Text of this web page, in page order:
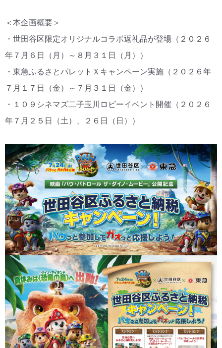
＜本企画概要＞
・世田谷区限定オリジナルコラボ返礼品が登場（２０２６
年７月６日（月）～８月３１日（月））
・東急ふるさとパレットＸキャンペーン実施（２０２６年
７月１７日（金）～７月３１日（金））
・１０９シネマズ二子玉川ロビーイベント開催（２０２６
年７月２５日（土）、２６日（日））